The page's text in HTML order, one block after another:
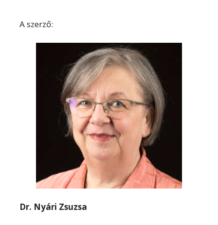
A szerző:
Dr. Nyári Zsuzsa